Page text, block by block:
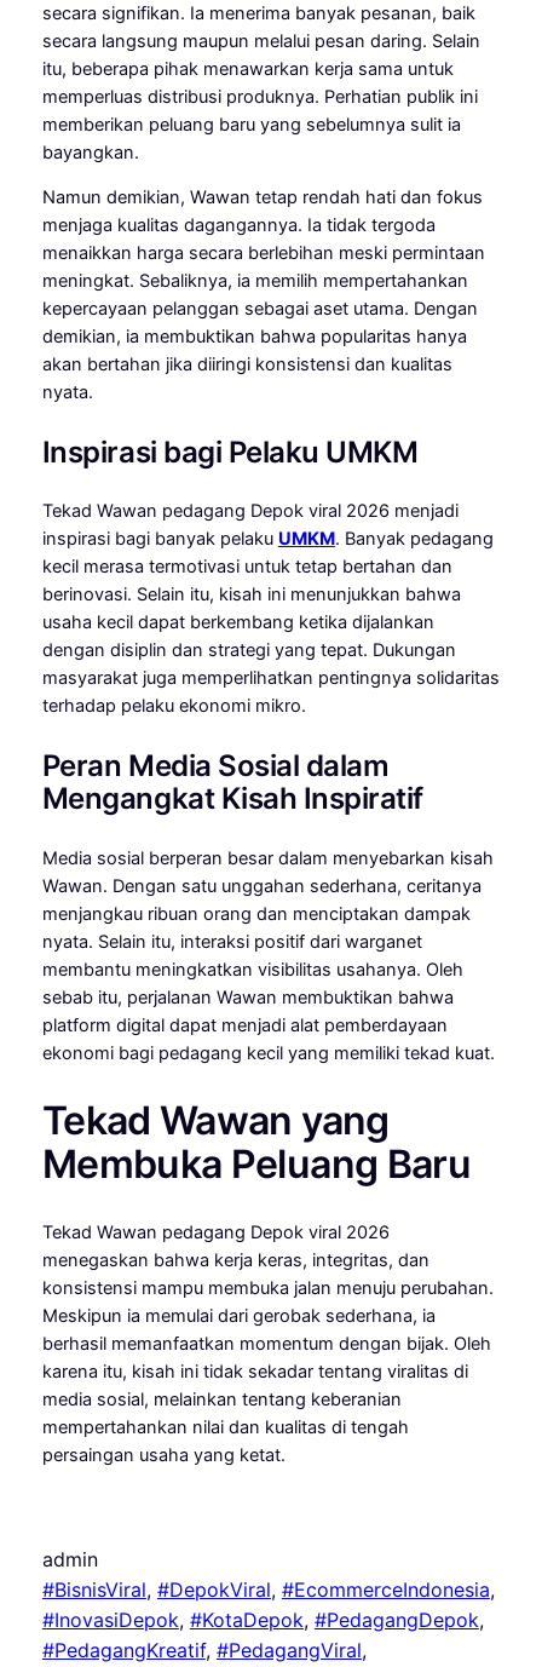
secara signifikan. Ia menerima banyak pesanan, baik
secara langsung maupun melalui pesan daring. Selain
itu, beberapa pihak menawarkan kerja sama untuk
memperluas distribusi produknya. Perhatian publik ini
memberikan peluang baru yang sebelumnya sulit ia
bayangkan.
Namun demikian, Wawan tetap rendah hati dan fokus
menjaga kualitas dagangannya. Ia tidak tergoda
menaikkan harga secara berlebihan meski permintaan
meningkat. Sebaliknya, ia memilih mempertahankan
kepercayaan pelanggan sebagai aset utama. Dengan
demikian, ia membuktikan bahwa popularitas hanya
akan bertahan jika diiringi konsistensi dan kualitas
nyata.
Inspirasi bagi Pelaku UMKM
Tekad Wawan pedagang Depok viral 2026 menjadi
inspirasi bagi banyak pelaku UMKM. Banyak pedagang
kecil merasa termotivasi untuk tetap bertahan dan
berinovasi. Selain itu, kisah ini menunjukkan bahwa
usaha kecil dapat berkembang ketika dijalankan
dengan disiplin dan strategi yang tepat. Dukungan
masyarakat juga memperlihatkan pentingnya solidaritas
terhadap pelaku ekonomi mikro.
Peran Media Sosial dalam
Mengangkat Kisah Inspiratif
Media sosial berperan besar dalam menyebarkan kisah
Wawan. Dengan satu unggahan sederhana, ceritanya
menjangkau ribuan orang dan menciptakan dampak
nyata. Selain itu, interaksi positif dari warganet
membantu meningkatkan visibilitas usahanya. Oleh
sebab itu, perjalanan Wawan membuktikan bahwa
platform digital dapat menjadi alat pemberdayaan
ekonomi bagi pedagang kecil yang memiliki tekad kuat.
Tekad Wawan yang
Membuka Peluang Baru
Tekad Wawan pedagang Depok viral 2026
menegaskan bahwa kerja keras, integritas, dan
konsistensi mampu membuka jalan menuju perubahan.
Meskipun ia memulai dari gerobak sederhana, ia
berhasil memanfaatkan momentum dengan bijak. Oleh
karena itu, kisah ini tidak sekadar tentang viralitas di
media sosial, melainkan tentang keberanian
mempertahankan nilai dan kualitas di tengah
persaingan usaha yang ketat.
admin
#BisnisViral, #DepokViral, #EcommerceIndonesia ,
#InovasiDepok, #KotaDepok, #PedagangDepok ,
#PedagangKreatif, #PedagangViral ,